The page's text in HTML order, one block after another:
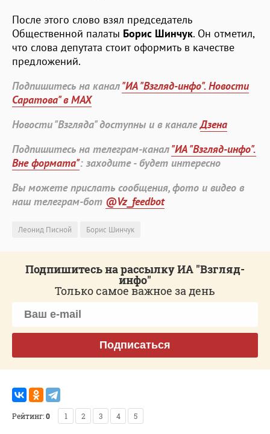
После этого слово взял председатель
Общественной палаты Борис Шинчук. Он отметил,
что слова депутата стоит оформить в качестве
предложений.
Подпишитесь на канал"ИА "Взгляд-инфо". Новости
Саратова" в MAX
Новости "Взгляда" доступны и в каналеДзена
Подпишитесь на телеграм-канал"ИА "Взгляд-инфо".
Вне формата": заходите - будет интересно
Вы можете прислать сообщения, фото и видео в
наш телеграм-бот @Vz_feedbot
Леонид Писной Борис Шинчук
Подпишитесь на рассылку ИА "Взгляд-
инфо"
Только самое важное за день
Подписаться
Рейтинг:0 1 2 3 4 5